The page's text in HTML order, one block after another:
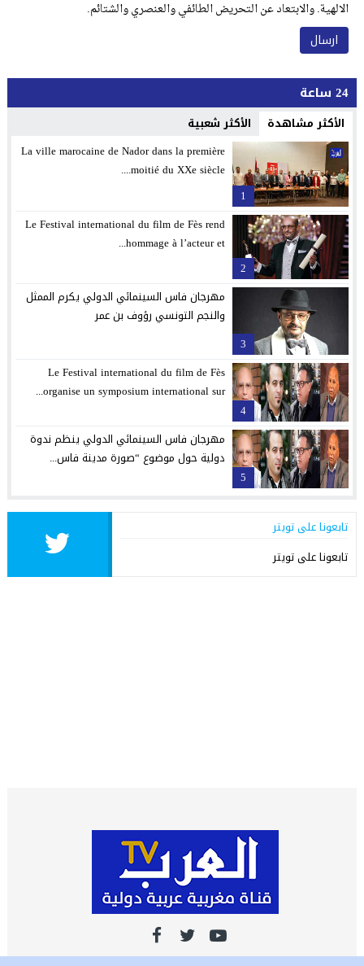
الالهية. والابتعاد عن التحريض الطائفي والعنصري والشتائم.
24 ساعة
الأكثر مشاهدة الأكثر شعبية
1
La ville marocaine de Nador dans la première
moitié du XXe siècle....
2
Le Festival international du film de Fès rend
hommage à l’acteur et...
3
مهرجان فاس السينمائي الدولي يكرم الممثل
والنجم التونسي رؤوف بن عمر
4
Le Festival international du film de Fès
organise un symposium international sur...
5
مهرجان فاس السينمائي الدولي ينظم ندوة
دولية حول موضوع “صورة مدينة فاس...
تابعونا على تويتر
تابعونا على تويتر